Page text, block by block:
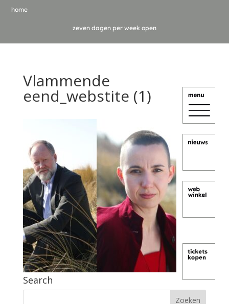
home
zeven dagen per week open
Vlammende
eend_webstite (1)
Search